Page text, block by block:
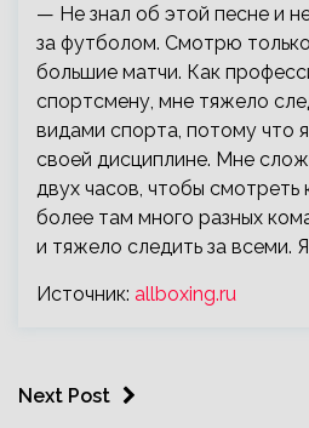
— Не знал об этой песне и
за футболом. Смотрю
большие матчи. Как
спортсмену, мне тяжело
видами спорта, потому что
своей дисциплине. Мне
двух часов, чтобы смотреть
более там много разных
и тяжело следить за всеми.
Источник: allboxing.ru
Next Post